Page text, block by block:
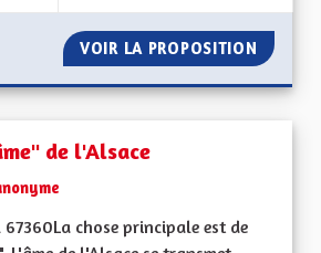
VOIR LA PROPOSITION BEBBI
de l'Alsace
chose principale est de